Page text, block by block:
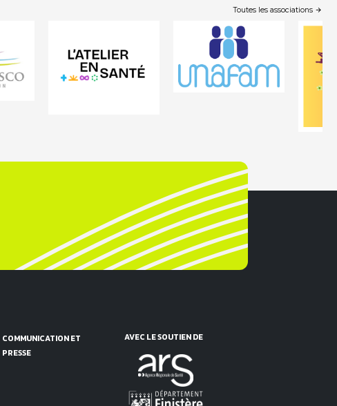
Toutes les associations
COMMUNICATION ET
PRESSE
AVEC LE SOUTIEN DE